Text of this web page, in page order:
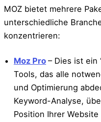
MOZ bietet mehrere
unterschiedliche
konzentrieren:
Moz Pro – Dies ist ein
Tools, das alle
und Optimierung
Keyword-Analyse,
Position Ihrer